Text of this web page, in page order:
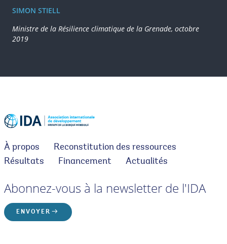
SIMON STIELL
Ministre de la Résilience climatique de la Grenade, octobre
2019
À propos
Reconstitution des ressources
Résultats
Financement Actualités
Abonnez-vous à la newsletter de l'IDA
ENVOYER